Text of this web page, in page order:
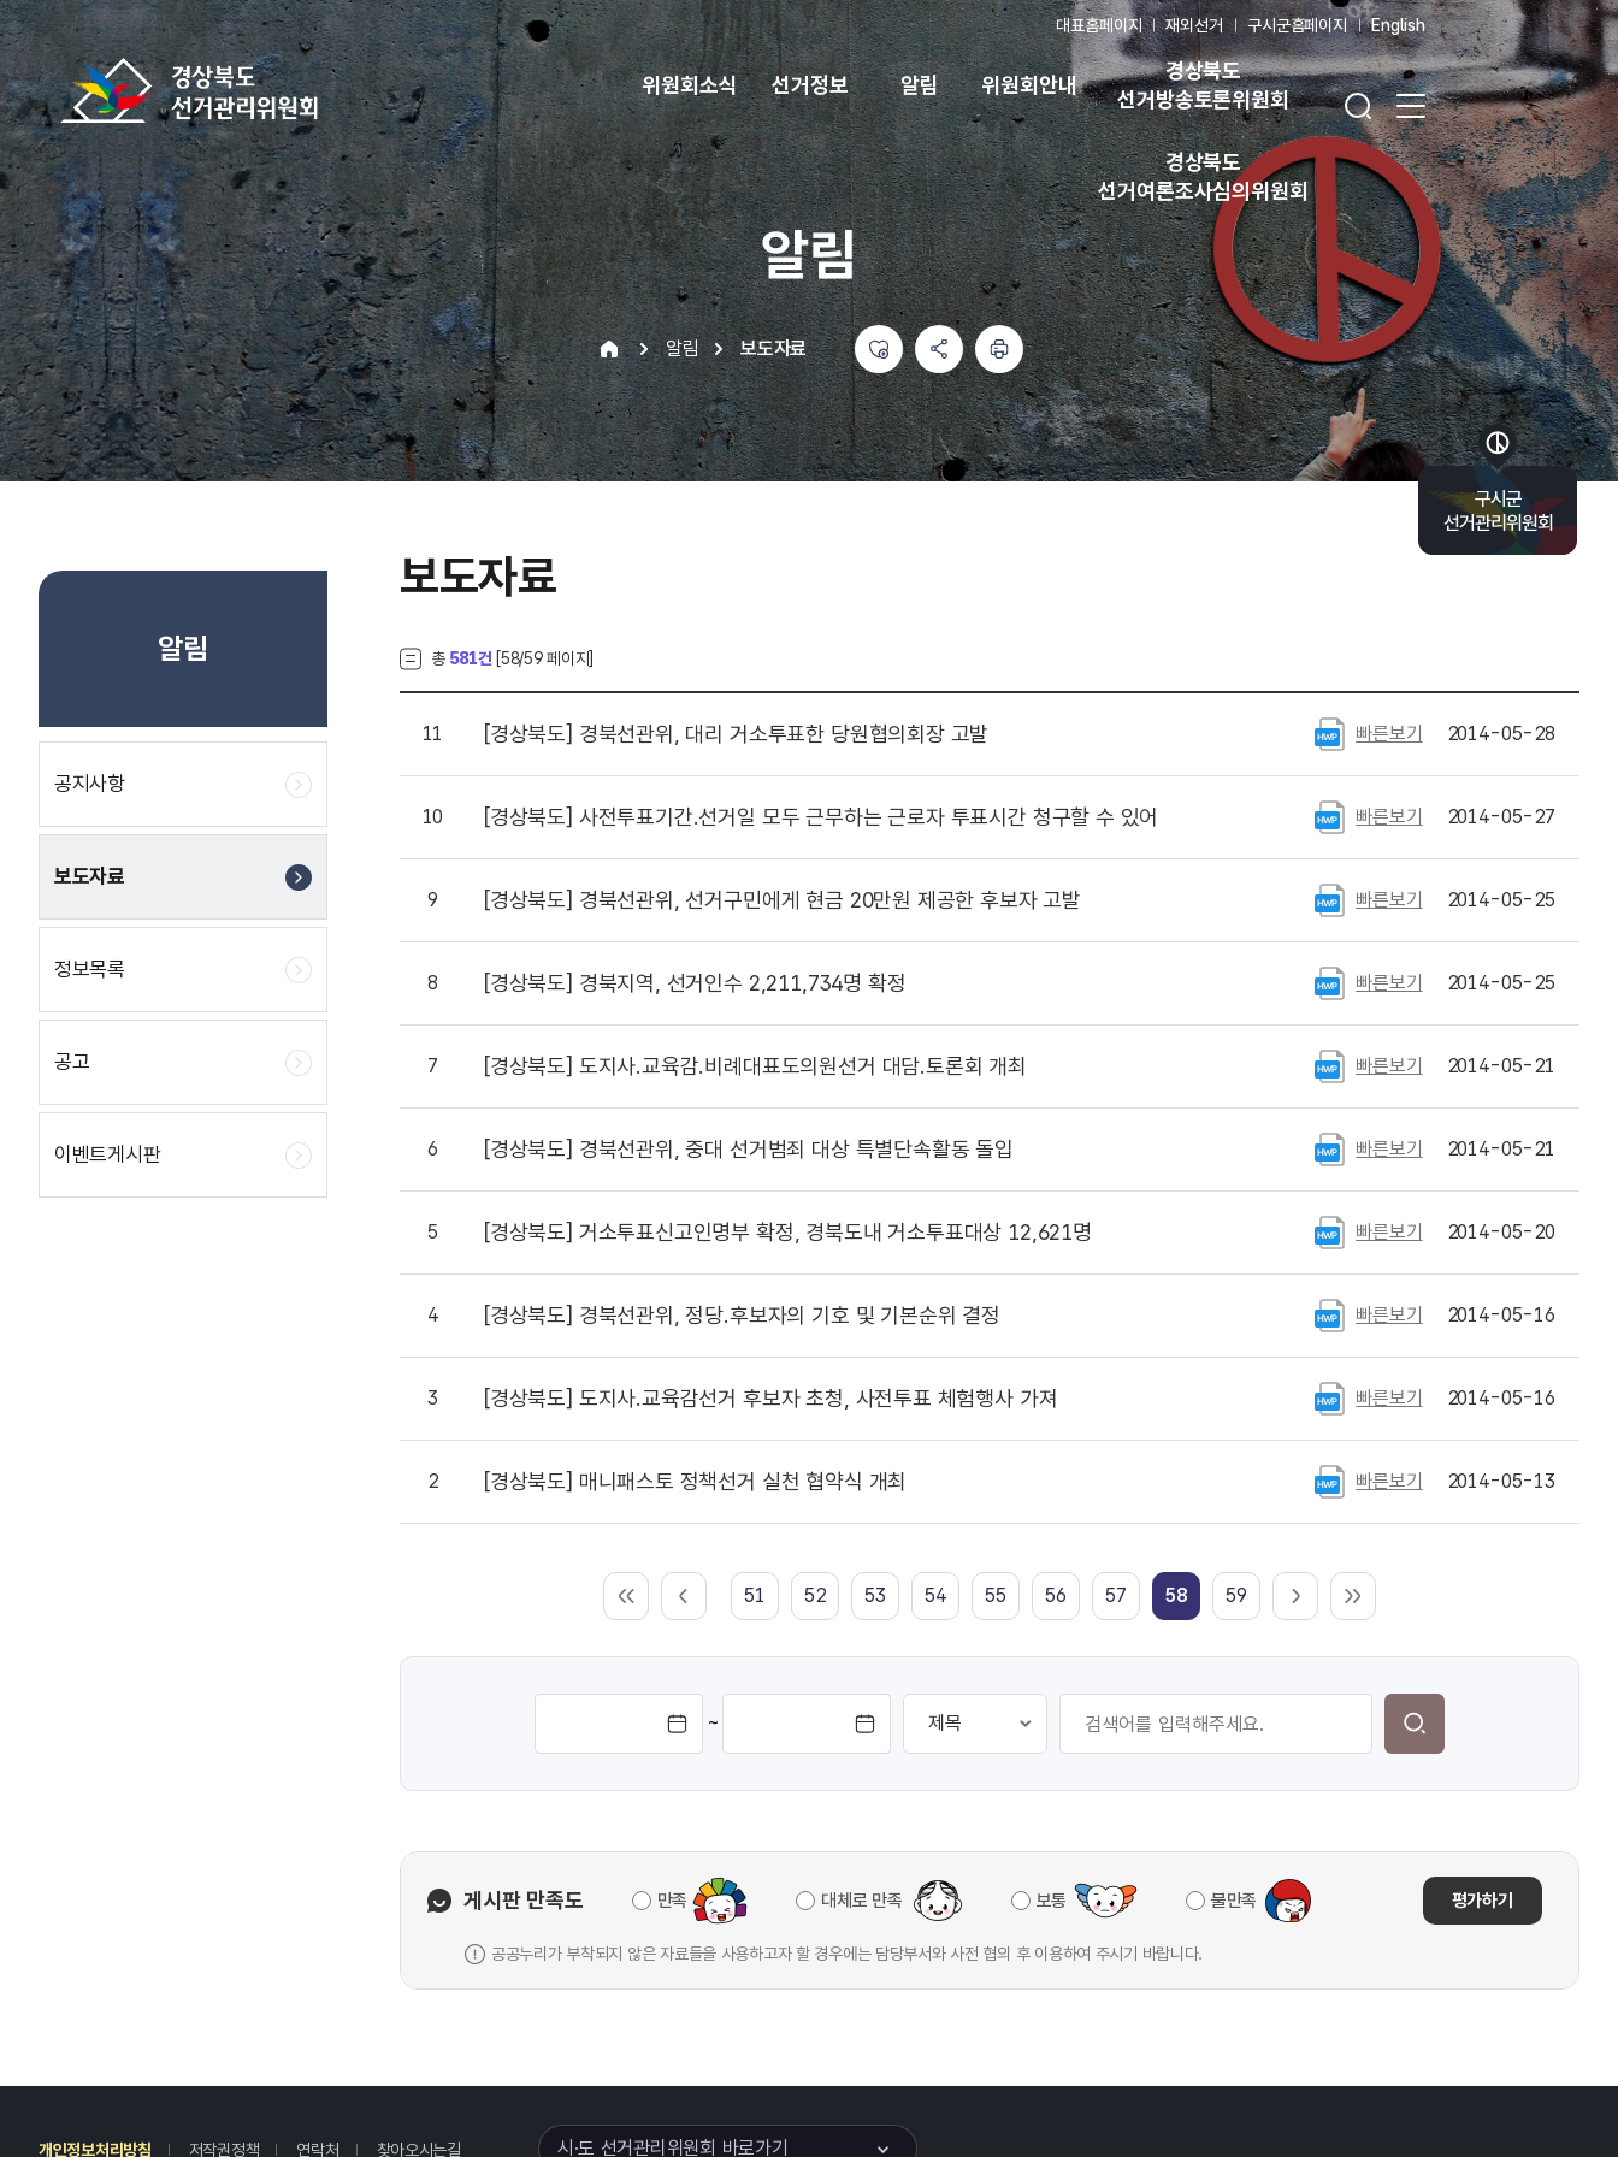
바로가기 메뉴
대표홈페이지 재외선거 구시군홈페이지 English
위원회소식 선거정보 알림 위원회안내
경상북도
선거방송토론위원회
경상북도
선거여론조사심의위원회
알림
알림 보도자료
알림
공지사항
보도자료
정보목록
공고
이벤트게시판
보도자료
총 581건 [58/59 페이지]
11 [경상북도] 경북선관위, 대리 거소투표한 당원협의회장 고발 빠른보기 2014-05-28
10 [경상북도] 사전투표기간.선거일 모두 근무하는 근로자 투표시간 청구할 수 있어 빠른보기 2014-05-27
9 [경상북도] 경북선관위, 선거구민에게 현금 20만원 제공한 후보자 고발 빠른보기 2014-05-25
8 [경상북도] 경북지역, 선거인수 2,211,734명 확정 빠른보기 2014-05-25
7 [경상북도] 도지사.교육감.비례대표도의원선거 대담.토론회 개최 빠른보기 2014-05-21
6 [경상북도] 경북선관위, 중대 선거범죄 대상 특별단속활동 돌입 빠른보기 2014-05-21
5 [경상북도] 거소투표신고인명부 확정, 경북도내 거소투표대상 12,621명 빠른보기 2014-05-20
4 [경상북도] 경북선관위, 정당.후보자의 기호 및 기본순위 결정 빠른보기 2014-05-16
3 [경상북도] 도지사.교육감선거 후보자 초청, 사전투표 체험행사 가져 빠른보기 2014-05-16
2 [경상북도] 매니패스토 정책선거 실천 협약식 개최 빠른보기 2014-05-13
51 52 53 54 55 56 57 58 59
~
게시판 만족도 만족 대체로 만족 보통 불만족 평가하기
공공누리가 부착되지 않은 자료들을 사용하고자 할 경우에는 담당부서와 사전 협의 후 이용하여 주시기 바랍니다.
구시군
선거관리위원회
바로가기 목록 열기
개인정보처리방침 저작권정책 연락처 찾아오시는길 시·도 선거관리위원회 바로가기